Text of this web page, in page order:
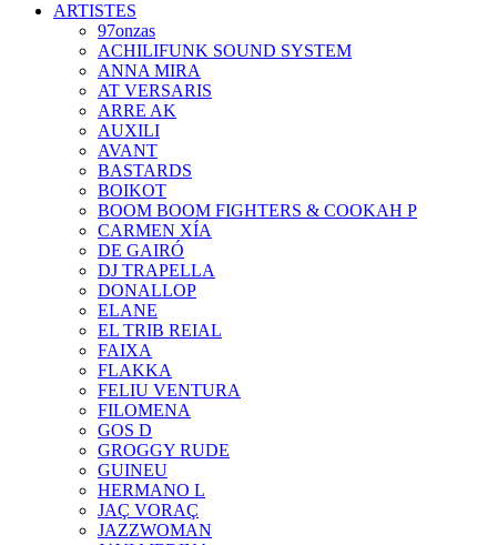
ARTISTES
97onzas
ACHILIFUNK SOUND SYSTEM
ANNA MIRA
AT VERSARIS
ARRE AK
AUXILI
AVANT
BASTARDS
BOIKOT
BOOM BOOM FIGHTERS & COOKAH P
CARMEN XÍA
DE GAIRÓ
DJ TRAPELLA
DONALLOP
ELANE
EL TRIB REIAL
FAIXA
FLAKKA
FELIU VENTURA
FILOMENA
GOS D
GROGGY RUDE
GUINEU
HERMANO L
JAÇ VORAÇ
JAZZWOMAN